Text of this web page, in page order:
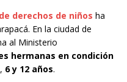
derechos de niños ha
En la ciudad de
al Ministerio
hermanas en condición
, 6 y 12 años.